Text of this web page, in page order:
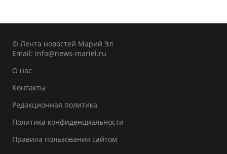
© Лента новостей Марий Эл
Email: info@news-mariel.ru
О нас
Контакты
Редакционная политика
Политика конфиденциальности
Правила пользования сайтом